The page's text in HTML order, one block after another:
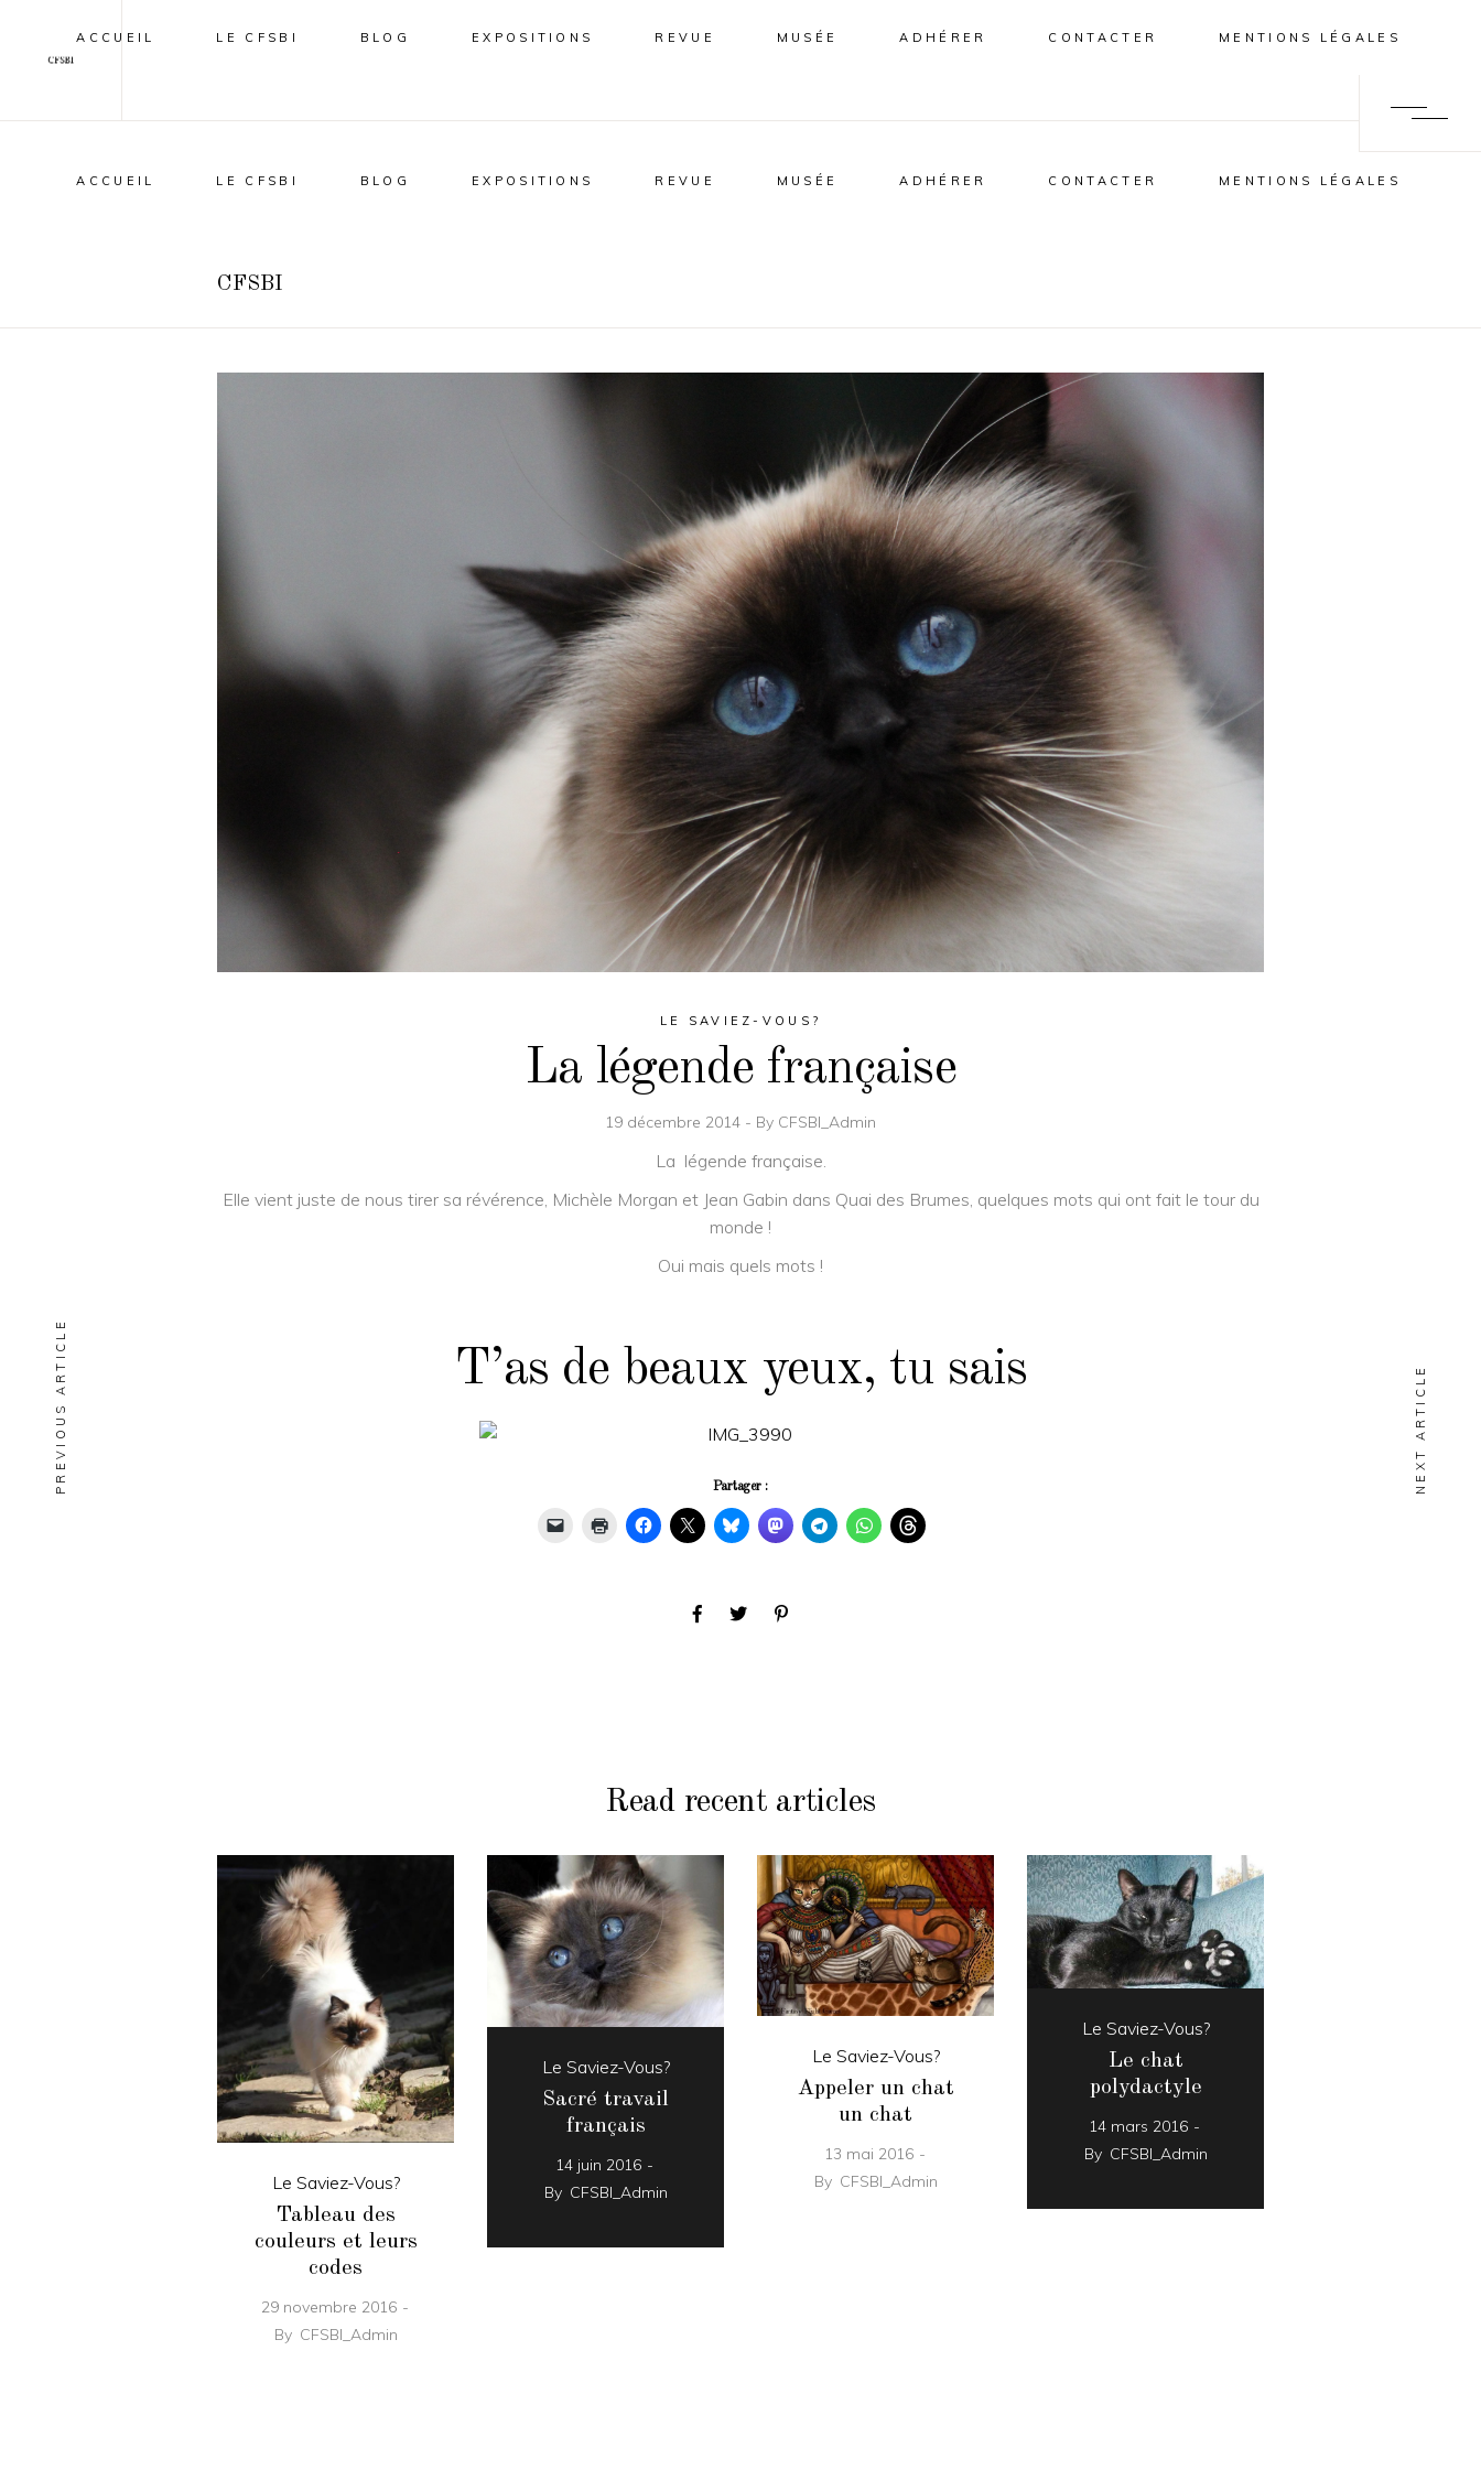
ACCUEIL LE CFSBI BLOG EXPOSITIONS REVUE MUSÉE ADHÉRER CONTACTER MENTIONS LÉGALES
ACCUEIL LE CFSBI BLOG EXPOSITIONS REVUE MUSÉE ADHÉRER CONTACTER MENTIONS LÉGALES
CFSBI
LE SAVIEZ-VOUS?
La légende française
19 décembre 2014 By CFSBI_Admin
La légende française.
Elle vient juste de nous tirer sa révérence, Michèle Morgan et Jean Gabin dans Quai des Brumes, quelques mots qui ont fait le tour du
monde !
Oui mais quels mots !
T’as de beaux yeux, tu sais
Partager :
PREVIOUS ARTICLE NEXT ARTICLE
Read recent articles
Le Saviez-Vous?
Tableau des
couleurs et leurs
codes
29 novembre 2016
By CFSBI_Admin
Le Saviez-Vous?
Sacré travail
français
14 juin 2016
By CFSBI_Admin
Le Saviez-Vous?
Appeler un chat
un chat
13 mai 2016
By CFSBI_Admin
Le Saviez-Vous?
Le chat
polydactyle
14 mars 2016
By CFSBI_Admin